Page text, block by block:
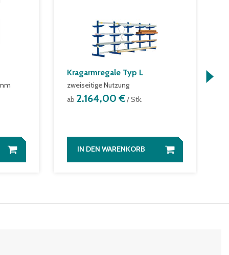
Kragarmregale Typ L
zweiseitige Nutzung
ab 2.164,00 €/ Stk.
IN DEN WARENKORB